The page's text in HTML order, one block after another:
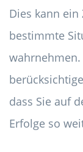
Dies kann ein
bestimmte
wahrnehmen.
dass Sie auf
Erfolge so